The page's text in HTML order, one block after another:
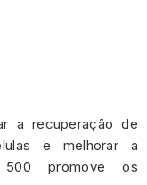
a recuperação de
e melhorar a
500 promove os